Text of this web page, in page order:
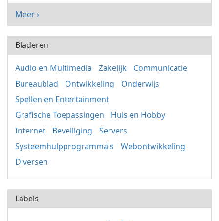
Meer ›
Bladeren
Audio en Multimedia Zakelijk
Communicatie
Bureaublad
Ontwikkeling
Onderwijs
Spellen en Entertainment
Grafische Toepassingen
Huis en Hobby
Internet
Beveiliging
Servers
Systeemhulpprogramma's
Webontwikkeling
Diversen
Labels